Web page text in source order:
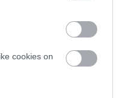
cookies on